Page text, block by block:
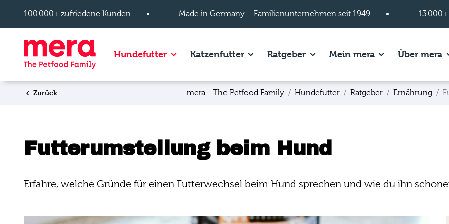
100.000+ zufriedene Kunden
Made in Germany – Familienunternehmen seit 1949
HundefutterShow subpages of Hundefutter page.
KatzenfutterShow subpages of Katzenfutter page.
RatgeberShow subpages of Ratgeber page.
Mein meraShow subpages
Über mera
Zurück mera - The Petfood Family Hundefutter Ratgeber Ernährung
Futterumstellung beim Hund
Erfahre, welche Gründe für einen Futterwechsel beim Hund sprechen und wie du ihn